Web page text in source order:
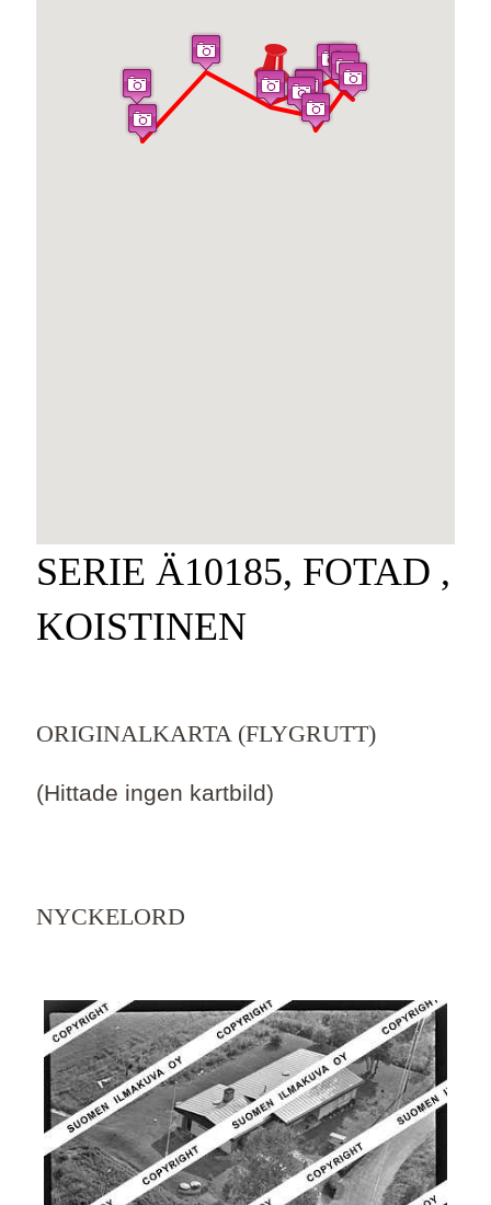
SERIE Ä10185, FOTAD ,
KOISTINEN
ORIGINALKARTA (FLYGRUTT)
(Hittade ingen kartbild)
NYCKELORD